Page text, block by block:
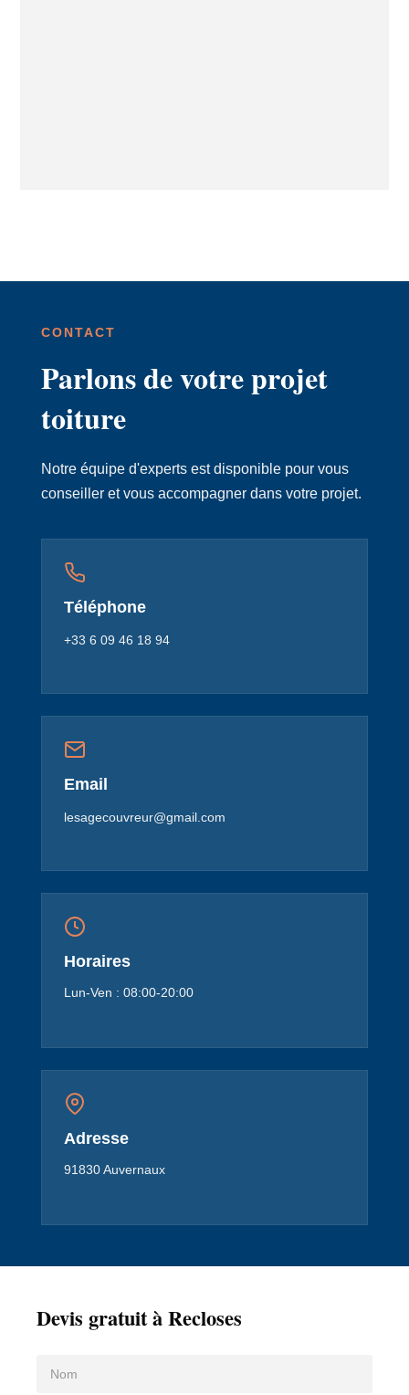
CONTACT
Parlons de votre projet
toiture
Notre équipe d'experts est disponible pour vous
conseiller et vous accompagner dans votre projet.
Téléphone
+33 6 09 46 18 94
Email
lesagecouvreur@gmail.com
Horaires
Lun-Ven : 08:00-20:00
Adresse
91830 Auvernaux
Devis gratuit à Recloses